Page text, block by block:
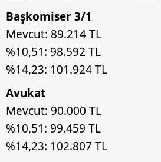
Başkomiser 3/1
Mevcut: 89.214 TL
%10,51: 98.592 TL
%14,23: 101.924 TL
Avukat
Mevcut: 90.000 TL
%10,51: 99.459 TL
%14,23: 102.807 TL